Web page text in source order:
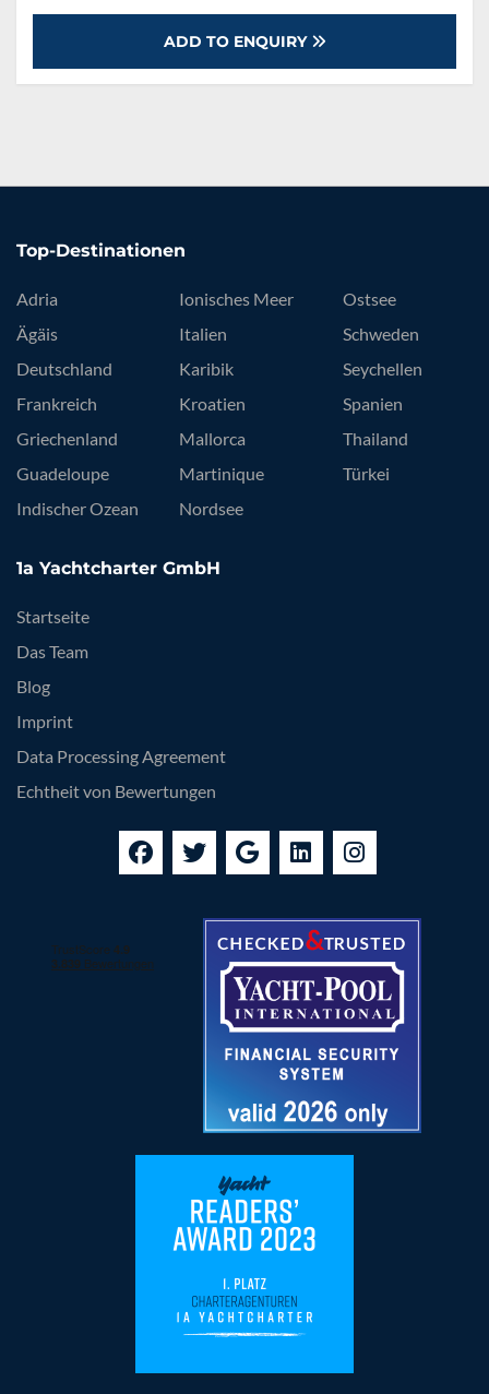
ADD TO ENQUIRY
Top-Destinationen
Adria
Ägäis
Deutschland
Frankreich
Griechenland
Guadeloupe
Indischer Ozean
Ionisches Meer
Italien
Karibik
Kroatien
Mallorca
Martinique
Nordsee
Ostsee
Schweden
Seychellen
Spanien
Thailand
Türkei
1a Yachtcharter GmbH
Startseite
Das Team
Blog
Imprint
Data Processing Agreement
Echtheit von Bewertungen